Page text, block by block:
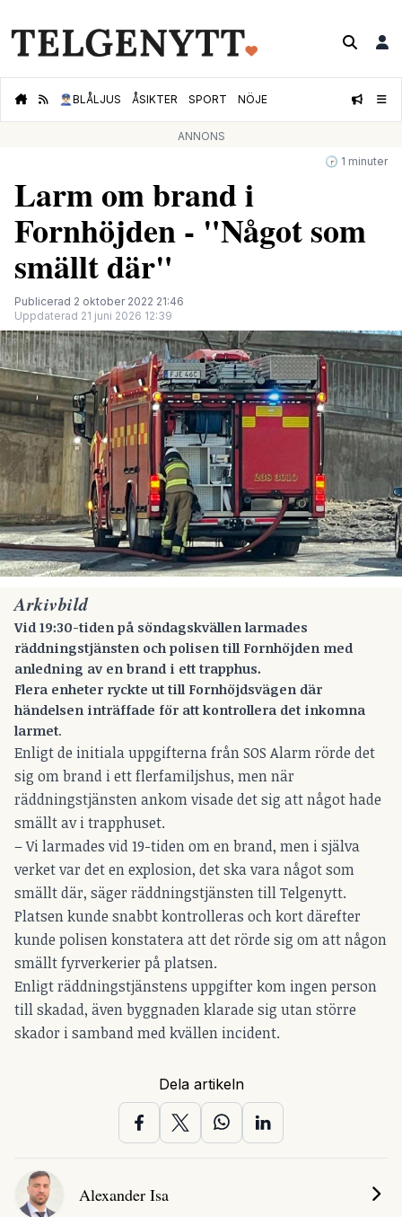
👮🏻‍♂️BLÅLJUS ÅSIKTER SPORT NÖJE
ANNONS
🕝 1 minuter
Larm om brand i
Fornhöjden - "Något som
smällt där"
Publicerad 2 oktober 2022 21:46
Uppdaterad 21 juni 2026 12:39
Arkivbild
Vid 19:30-tiden på söndagskvällen larmades
räddningstjänsten och polisen till Fornhöjden med
anledning av en brand i ett trapphus.
Flera enheter ryckte ut till Fornhöjdsvägen där
händelsen inträffade för att kontrollera det inkomna
larmet.
Enligt de initiala uppgifterna från SOS Alarm rörde det
sig om brand i ett flerfamiljshus, men när
räddningstjänsten ankom visade det sig att något hade
smällt av i trapphuset.
– Vi larmades vid 19-tiden om en brand, men i själva
verket var det en explosion, det ska vara något som
smällt där, säger räddningstjänsten till Telgenytt.
Platsen kunde snabbt kontrolleras och kort därefter
kunde polisen konstatera att det rörde sig om att någon
smällt fyrverkerier på platsen.
Enligt räddningstjänstens uppgifter kom ingen person
till skadad, även byggnaden klarade sig utan större
skador i samband med kvällen incident.
Dela artikeln
Alexander Isa